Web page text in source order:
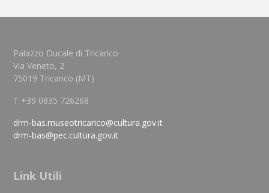
Palazzo Ducale di Tricarico
Via Veneto, 2
75019 Tricarico (MT)
T +39 0835 726268
drm-bas.museotricarico@cultura.gov.it
drm-bas@pec.cultura.gov.it
Link Utili